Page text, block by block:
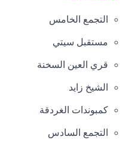
التجمع الخامس
مستقبل سيتي
قري العين السخنة
الشيخ زايد
كمبوندات الغردقة
التجمع السادس